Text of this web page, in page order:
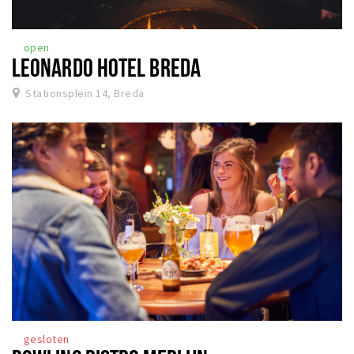
open
LEONARDO HOTEL BREDA
Stationsplein 14, Breda
gesloten